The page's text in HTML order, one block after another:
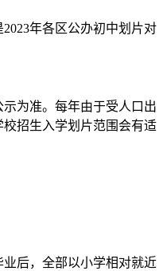
2023年各区公办初中划片对
为准。每年由于受人口出
招生入学划片范围会有适
后，全部以小学相对就近